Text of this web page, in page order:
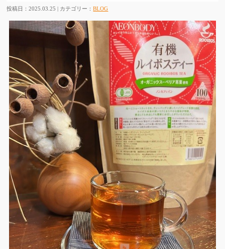
投稿日：2025.03.25 | カテゴリー：BLOG